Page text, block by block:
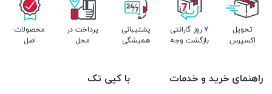
تحویل
اکسپرس
7 روز گارانتی
بازگشت وجه
پشتیبانی
همیشگی
پرداخت در
محل
محصولات
اصل
راهنمای خرید و خدمات
با کپی تک